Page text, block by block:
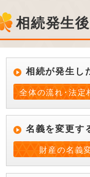
相続発生
相続が発生し
全体の流れ･法定
名義を変更す
財産の名義